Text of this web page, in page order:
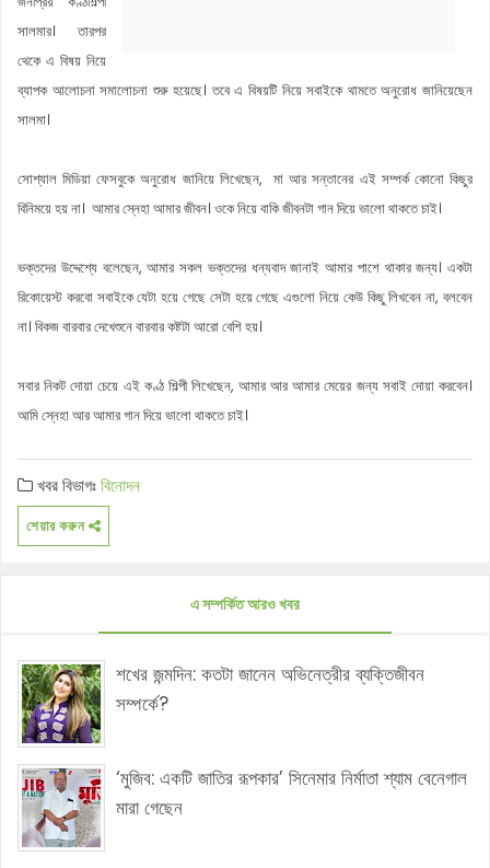
সালমার। তারপর
থেকে এ বিষয় নিয়ে
ব্যাপক আলোচনা সমালোচনা শুরু হয়েছে। তবে এ বিষয়টি নিয়ে সবাইকে থামতে অনুরোধ জানিয়েছেন
সালমা।
সোশ্যাল মিডিয়া ফেসবুকে অনুরোধ জানিয়ে লিখেছেন, মা আর সন্তানের এই সম্পর্ক কোনো কিছুর
বিনিময়ে হয় না। আমার স্নেহা আমার জীবন। ওকে নিয়ে বাকি জীবনটা গান দিয়ে ভালো থাকতে চাই।
ভক্তদের উদ্দেশ্যে বলেছেন, আমার সকল ভক্তদের ধন্যবাদ জানাই আমার পাশে থাকার জন্য। একটা
রিকোয়েস্ট করবো সবাইকে যেটা হয়ে গেছে সেটা হয়ে গেছে এগুলো নিয়ে কেউ কিছু লিখবেন না, বলবেন
না। বিকজ বারবার দেখেশুনে বারবার কষ্টটা আরো বেশি হয়।
সবার নিকট দোয়া চেয়ে এই কণ্ঠ শিল্পী লিখেছেন, আমার আর আমার মেয়ের জন্য সবাই দোয়া করবেন।
আমি স্নেহা আর আমার গান দিয়ে ভালো থাকতে চাই।
খবর বিভাগঃবিনোদন
শেয়ার করুন
এ সম্পর্কিত আরও খবর
শখের জন্মদিন: কতটা জানেন অভিনেত্রীর ব্যক্তিজীবন
সম্পর্কে?
‘মুজিব: একটি জাতির রূপকার’ সিনেমার নির্মাতা শ্যাম বেনেগাল
মারা গেছেন